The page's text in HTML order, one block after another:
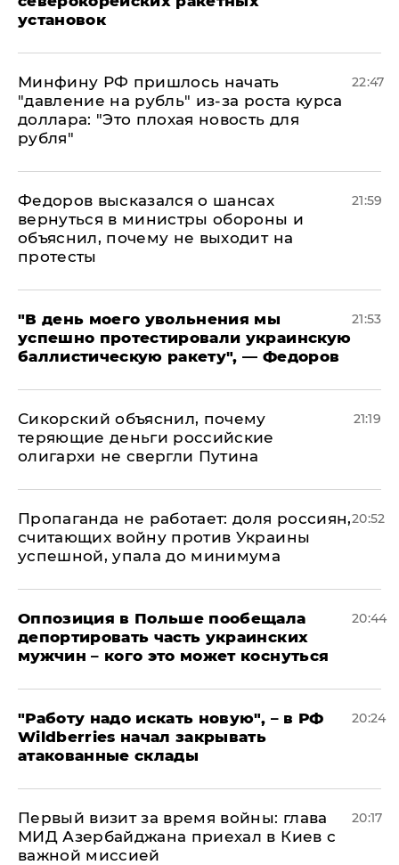
установок
Минфину РФ пришлось начать
"давление на рубль" из-за роста курса
доллара: "Это плохая новость для
рубля"
22:47
Федоров высказался о шансах
вернуться в министры обороны и
объяснил, почему не выходит на
протесты
21:59
​"В день моего увольнения мы
успешно протестировали украинскую
баллистическую ракету", — Федоров
21:53
Сикорский объяснил, почему
теряющие деньги российские
олигархи не свергли Путина
21:19
​Пропаганда не работает: доля россиян,
считающих войну против Украины
успешной, упала до минимума
20:52
Оппозиция в Польше пообещала
депортировать часть украинских
мужчин – кого это может коснуться
20:44
"Работу надо искать новую", – в РФ
Wildberries начал закрывать
атакованные склады
20:24
Первый визит за время войны: глава
МИД Азербайджана приехал в Киев с
важной миссией
20:17